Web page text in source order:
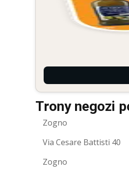
Trony negozi
Zogno
Via Cesare Battisti 40
Zogno